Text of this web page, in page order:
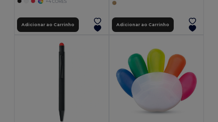
+4 CORES
Adicionar ao Carrinho Adicionar ao Carrinho